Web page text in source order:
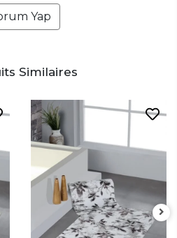
Yap
Similaires